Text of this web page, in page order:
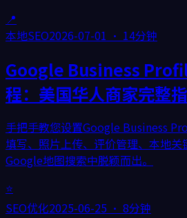
📍
本地SEO2026-07-01 · 14分钟
Google Business
程：美国华人商家完整
手把手教您设置Google Business
填写、照片上传、评价管理、本地
Google地图搜索中脱颖而出。
⭐
SEO优化2025-06-25 · 8分钟